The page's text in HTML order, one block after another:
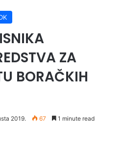
ZA
BORAČKIH
2019. 67 1 minute read